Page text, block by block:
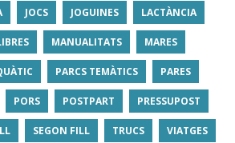
JOCS JOGUINES LACTÀNCIA
MANUALITATS MARES
PARCS TEMÀTICS PARES
PORS POSTPART PRESSUPOST
SEGON FILL TRUCS VIATGES